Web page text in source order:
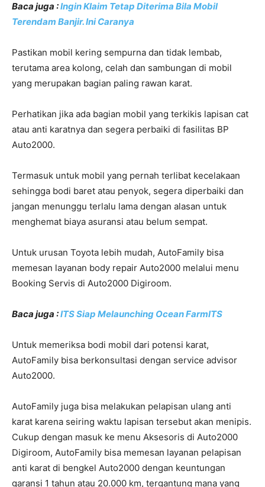
Baca juga :Ingin Klaim Tetap Diterima Bila Mobil
Terendam Banjir. Ini Caranya
Pastikan mobil kering sempurna dan tidak lembab,
terutama area kolong, celah dan sambungan di mobil
yang merupakan bagian paling rawan karat.
Perhatikan jika ada bagian mobil yang terkikis lapisan cat
atau anti karatnya dan segera perbaiki di fasilitas BP
Auto2000.
Termasuk untuk mobil yang pernah terlibat kecelakaan
sehingga bodi baret atau penyok, segera diperbaiki dan
jangan menunggu terlalu lama dengan alasan untuk
menghemat biaya asuransi atau belum sempat.
Untuk urusan Toyota lebih mudah, AutoFamily bisa
memesan layanan body repair Auto2000 melalui menu
Booking Servis di Auto2000 Digiroom.
Baca juga :ITS Siap Melaunching Ocean FarmITS
Untuk memeriksa bodi mobil dari potensi karat,
AutoFamily bisa berkonsultasi dengan service advisor
Auto2000.
AutoFamily juga bisa melakukan pelapisan ulang anti
karat karena seiring waktu lapisan tersebut akan menipis.
Cukup dengan masuk ke menu Aksesoris di Auto2000
Digiroom, AutoFamily bisa memesan layanan pelapisan
anti karat di bengkel Auto2000 dengan keuntungan
garansi 1 tahun atau 20.000 km, tergantung mana yang